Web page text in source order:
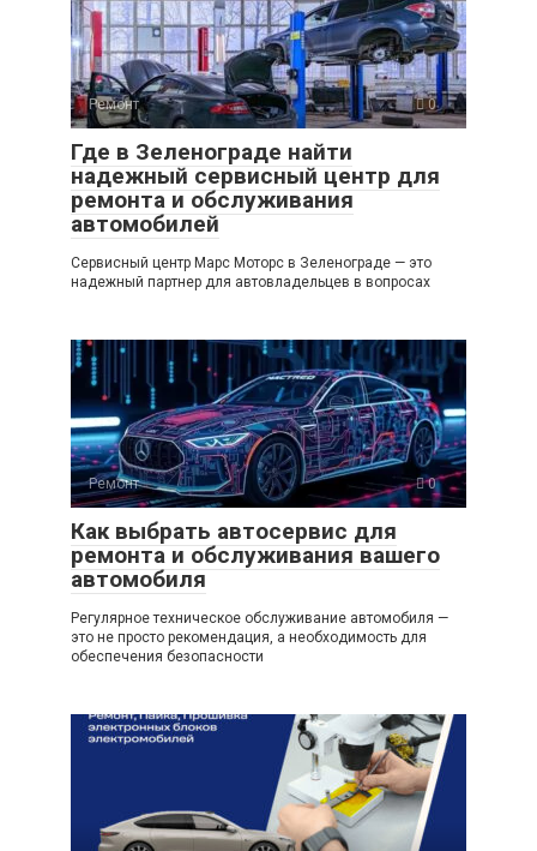
Ремонт 0
Где в Зеленограде найти
надежный сервисный центр для
ремонта и обслуживания
автомобилей
Сервисный центр Марс Моторс в Зеленограде — это
надежный партнер для автовладельцев в вопросах
Ремонт 0
Как выбрать автосервис для
ремонта и обслуживания вашего
автомобиля
Регулярное техническое обслуживание автомобиля —
это не просто рекомендация, а необходимость для
обеспечения безопасности